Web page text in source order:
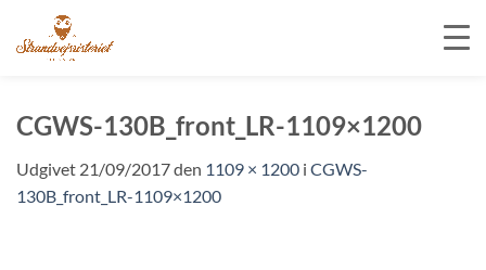
indhold
CGWS-130B_front_LR-1109×1200
Udgivet 21/09/2017den 1109 × 1200 i CGWS-
130B_front_LR-1109×1200